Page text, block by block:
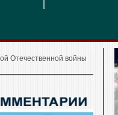
Отечественной войны